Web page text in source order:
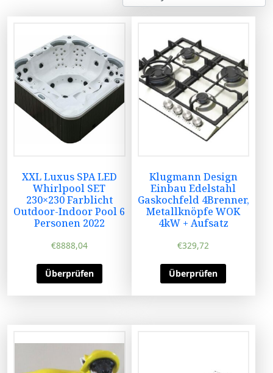
XXL Luxus SPA LED
Whirlpool SET
230×230 Farblicht
Outdoor-Indoor Pool 6
Personen 2022
€8888,04
Überprüfen
Klugmann Design
Einbau Edelstahl
Gaskochfeld 4Brenner,
Metallknöpfe WOK
4kW + Aufsatz
€329,72
Überprüfen